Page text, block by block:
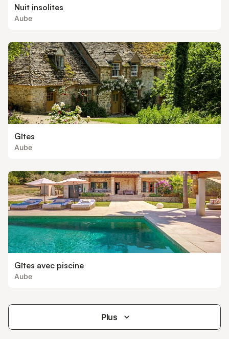
Nuit insolites
Aube
Gîtes
Aube
Gîtes avec piscine
Aube
Plus